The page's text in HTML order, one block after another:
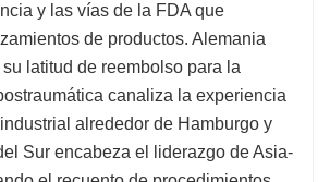
y las vías de la FDA que
de productos. Alemania
latitud de reembolso para la
canaliza la experiencia
alrededor de Hamburgo y
Sur encabeza el liderazgo de Asia-